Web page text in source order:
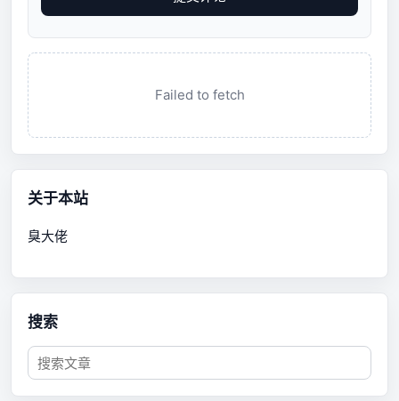
Failed to fetch
关于本站
臭大佬
搜索